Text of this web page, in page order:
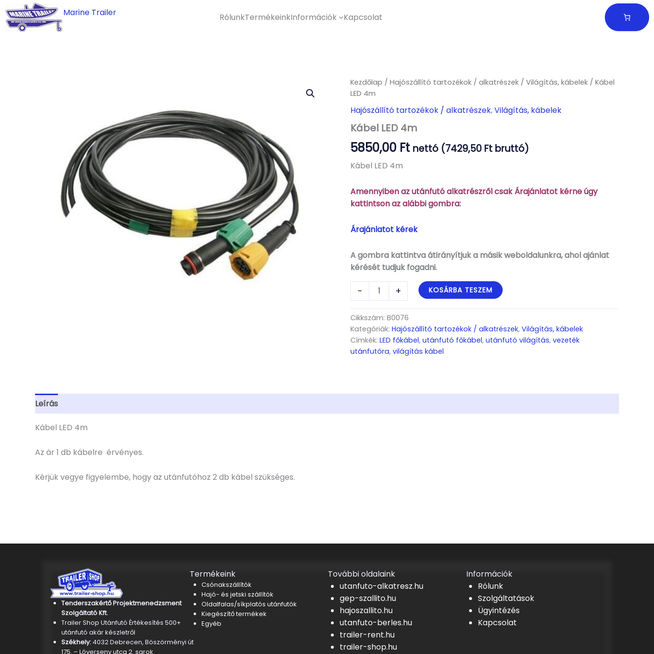
to
content
Marine Trailer RólunkTermékeinkInformációk Kapcsolat
Kezdőlap / Hajószállító tartozékok / alkatrészek / Világítás, kábelek / Kábel
LED 4m
Hajószállító tartozékok / alkatrészek,Világítás, kábelek
Kábel LED 4m
5850,00 Ft nettó (7429,50 Ft bruttó)
Kábel LED 4m
Amennyiben az utánfutó alkatrészről csak Árajánlatot kérne úgy
kattintson az alábbi gombra:
Árajánlatot kérek
A gombra kattintva átirányítjuk a másik weboldalunkra, ahol ajánlat
kérését tudjuk fogadni.
-
mennyiség
+ KOSÁRBA TESZEM
Cikkszám: B0076
Kategóriák: Hajószállító tartozékok / alkatrészek, Világítás, kábelek
Címkék: LED főkábel, utánfutó főkábel, utánfutó világítás, vezeték
utánfutóra, világítás kábel
Leírás
Kábel LED 4m
Az ár 1 db kábelre érvényes.
Kérjük vegye figyelembe, hogy az utánfutóhoz 2 db kábel szükséges.
Tenderszakértő Projektmenedzsment
Szolgáltató Kft.
Trailer Shop Utánfutó Értékesítés 500+
utánfutó akár készletről
Székhely: 4032 Debrecen, Böszörményi út
175. – Lóverseny utca 2. sarok
Termékeink
Csónakszállítók
Hajó- és jetski szállítók
Oldalfalas/síkplatós utánfutók
Kiegészítő termékek
Egyéb
További oldalaink
utanfuto-alkatresz.hu
gep-szallito.hu
hajoszallito.hu
utanfuto-berles.hu
trailer-rent.hu
trailer-shop.hu
Információk
Rólunk
Szolgáltatások
Ügyintézés
Kapcsolat